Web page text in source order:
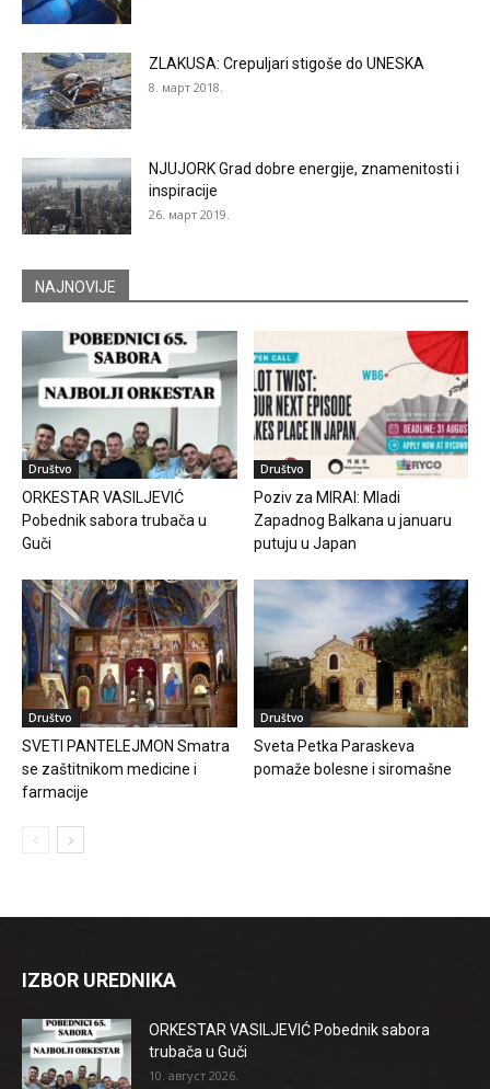
ZLAKUSA: Crepuljari stigoše do UNESKA
8. март 2018.
NJUJORK Grad dobre energije, znamenitosti i
inspiracije
26. март 2019.
NAJNOVIJE
Društvo
ORKESTAR VASILJEVIĆ
Pobednik sabora trubača u
Guči
Društvo
Poziv za MIRAI: Mladi
Zapadnog Balkana u januaru
putuju u Japan
Društvo
SVETI PANTELEJMON Smatra
se zaštitnikom medicine i
farmacije
Društvo
Sveta Petka Paraskeva
pomaže bolesne i siromašne
IZBOR UREDNIKA
ORKESTAR VASILJEVIĆ Pobednik sabora
trubača u Guči
10. август 2026.